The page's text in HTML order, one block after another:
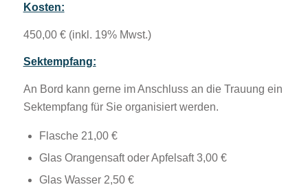
Kosten:
450,00 € (inkl. 19% Mwst.)
Sektempfang:
An Bord kann gerne im Anschluss an die Trauung ein
Sektempfang für Sie organisiert werden.
Flasche 21,00 €
Glas Orangensaft oder Apfelsaft 3,00 €
Glas Wasser 2,50 €